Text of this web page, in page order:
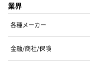
業界
各種メーカー
金融/商社/保険